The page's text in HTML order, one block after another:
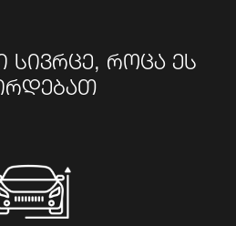
სივრცე, როცა ეს